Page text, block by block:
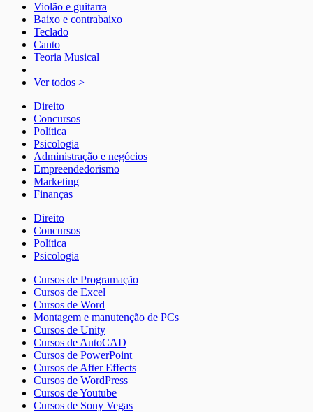
Violão e guitarra
Baixo e contrabaixo
Teclado
Canto
Teoria Musical
Ver todos >
Direito
Concursos
Política
Psicologia
Administração e negócios
Empreendedorismo
Marketing
Finanças
Direito
Concursos
Política
Psicologia
Cursos de Programação
Cursos de Excel
Cursos de Word
Montagem e manutenção de PCs
Cursos de Unity
Cursos de AutoCAD
Cursos de PowerPoint
Cursos de After Effects
Cursos de WordPress
Cursos de Youtube
Cursos de Sony Vegas